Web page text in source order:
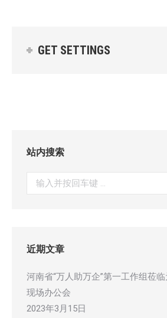
GET SETTINGS
站内搜索
索：
近期文章
河南省“万人助万企”第一工作组莅
现场办公会
2023年3月15日